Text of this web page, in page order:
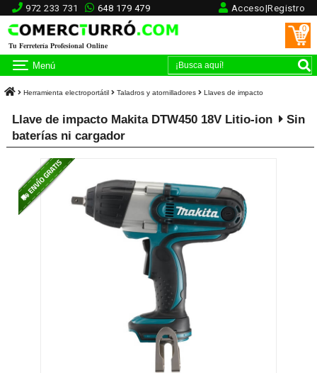
972 233 731 648 179 479 Acceso|Registro
Tu Ferretería Profesional Online
0
Menú
Herramienta electroportátil Taladros y atornilladores Llaves de impacto
Llave de impacto Makita DTW450 18V Litio-ion
Sin
baterías ni cargador